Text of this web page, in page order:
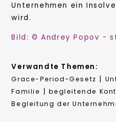
Unternehmen ein
wird.
Bild: © Andrey Popov -
Verwandte Themen:
Grace-Period-Gesetz
Familie |begleitende
Begleitung der